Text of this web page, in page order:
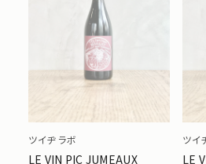
ツイヂラボ
LE VIN PIC JUMEAUX
ツイ
LE